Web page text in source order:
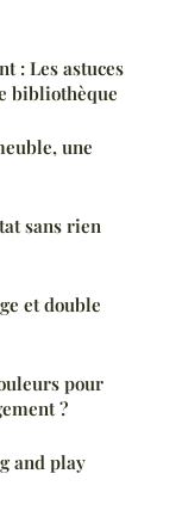
: Les astuces
bibliothèque
une
sans rien
et double
pour
?
and play